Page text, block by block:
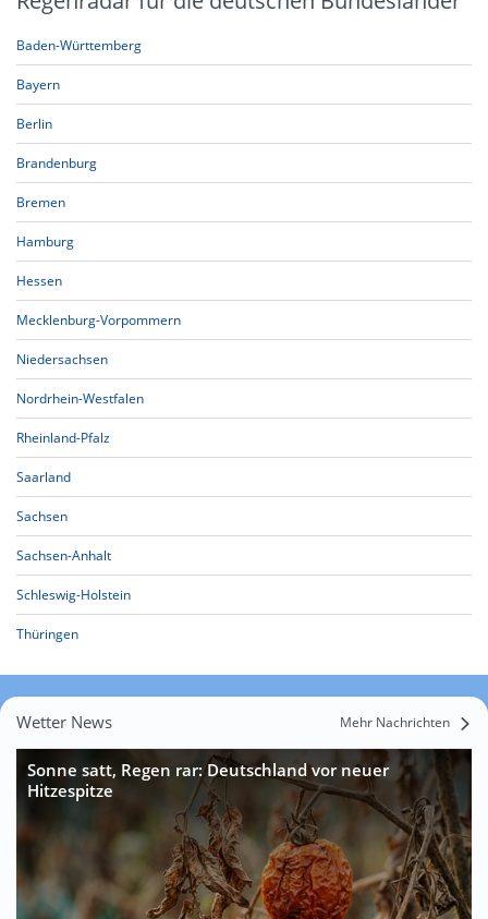
Baden-Württemberg
Bayern
Berlin
Brandenburg
Bremen
Hamburg
Hessen
Mecklenburg-Vorpommern
Niedersachsen
Nordrhein-Westfalen
Rheinland-Pfalz
Saarland
Sachsen
Sachsen-Anhalt
Schleswig-Holstein
Thüringen
Wetter News Mehr Nachrichten
Sonne satt, Regen rar: Deutschland vor neuer
Hitzespitze